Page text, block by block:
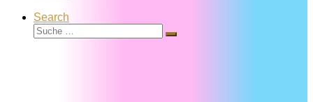
Search
Suche
Suche